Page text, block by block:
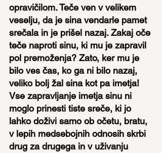
opravičilom. Teče ven v velikem
veselju, da je sina vendarle pamet
srečala in je prišel nazaj. Zakaj oče
teče naproti sinu, ki mu je zapravil
pol premoženja? Zato, ker mu je
bilo ves čas, ko ga ni bilo nazaj,
veliko bolj žal sina kot pa imetja!
Vse zapravljanje imetja sinu ni
moglo prinesti tiste sreče, ki jo
lahko doživi samo ob očetu, bratu,
v lepih medsebojnih odnosih skrbi
drug za drugega in v uživanju